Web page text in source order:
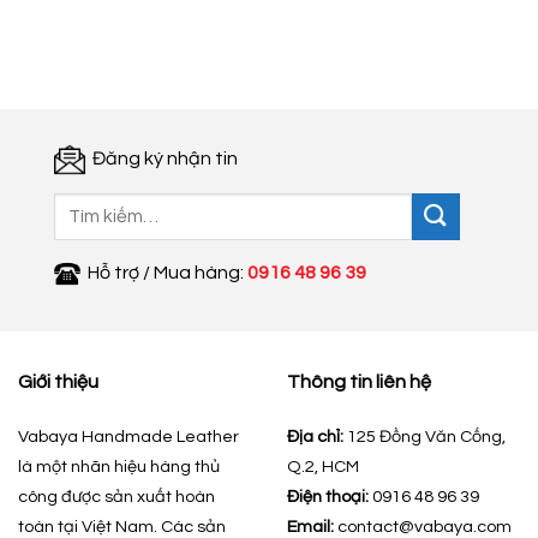
Đăng ký nhận tin
Hỗ trợ / Mua hàng: 0916 48 96 39
Giới thiệu
Vabaya Handmade Leather
là một nhãn hiệu hàng thủ
công được sản xuất hoàn
toàn tại Việt Nam. Các sản
Thông tin liên hệ
Địa chỉ: 125 Đồng Văn Cống,
Q.2, HCM
Điện thoại: 0916 48 96 39
Email: contact@vabaya.com